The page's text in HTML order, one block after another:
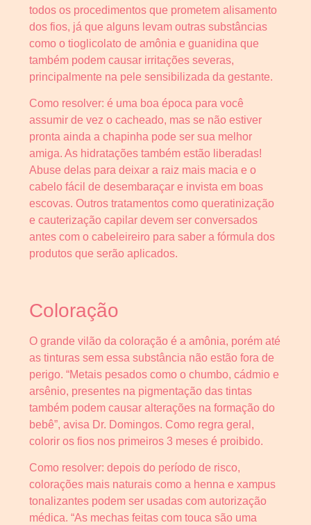
todos os procedimentos que prometem alisamento
dos fios, já que alguns levam outras substâncias
como o tioglicolato de amônia e guanidina que
também podem causar irritações severas,
principalmente na pele sensibilizada da gestante.
Como resolver: é uma boa época para você
assumir de vez o cacheado, mas se não estiver
pronta ainda a chapinha pode ser sua melhor
amiga. As hidratações também estão liberadas!
Abuse delas para deixar a raiz mais macia e o
cabelo fácil de desembaraçar e invista em boas
escovas. Outros tratamentos como queratinização
e cauterização capilar devem ser conversados
antes com o cabeleireiro para saber a fórmula dos
produtos que serão aplicados.
Coloração
O grande vilão da coloração é a amônia, porém até
as tinturas sem essa substância não estão fora de
perigo. “Metais pesados como o chumbo, cádmio e
arsênio, presentes na pigmentação das tintas
também podem causar alterações na formação do
bebê”, avisa Dr. Domingos. Como regra geral,
colorir os fios nos primeiros 3 meses é proibido.
Como resolver: depois do período de risco,
colorações mais naturais como a henna e xampus
tonalizantes podem ser usadas com autorização
médica. “As mechas feitas com touca são uma